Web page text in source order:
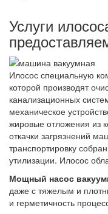
Услуги
Илосос специальную
которой производят
канализационных
механическое
жировые отложения из
откачки загрязнений
транспортировку
утилизации. Илосос
Мощный насос
даже с тяжелым и
и герметичность